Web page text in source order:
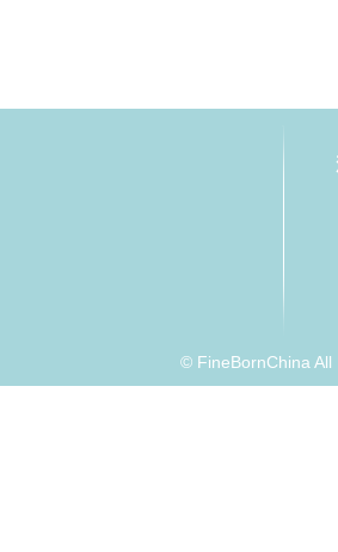
© FineBornChina